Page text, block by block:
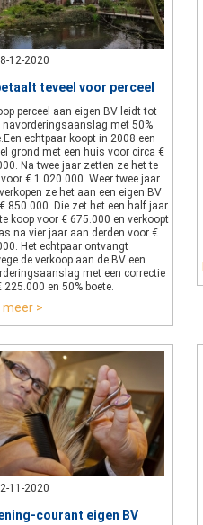
12-2020
teveel voor perceel
perceel aan eigen BV leidt tot
navorderingsaanslag met 50%
echtpaar koopt in 2008 een
grond met een huis voor circa €
Na twee jaar zetten ze het te
voor € 1.020.000. Weer twee jaar
ze het aan een eigen BV
850.000. Die zet het een half jaar
koop voor € 675.000 en verkoopt
na vier jaar aan derden voor €
Het echtpaar ontvangt
de verkoop aan de BV een
met een correctie
225.000 en 50% boete.
meer >
11-2020
courant eigen BV